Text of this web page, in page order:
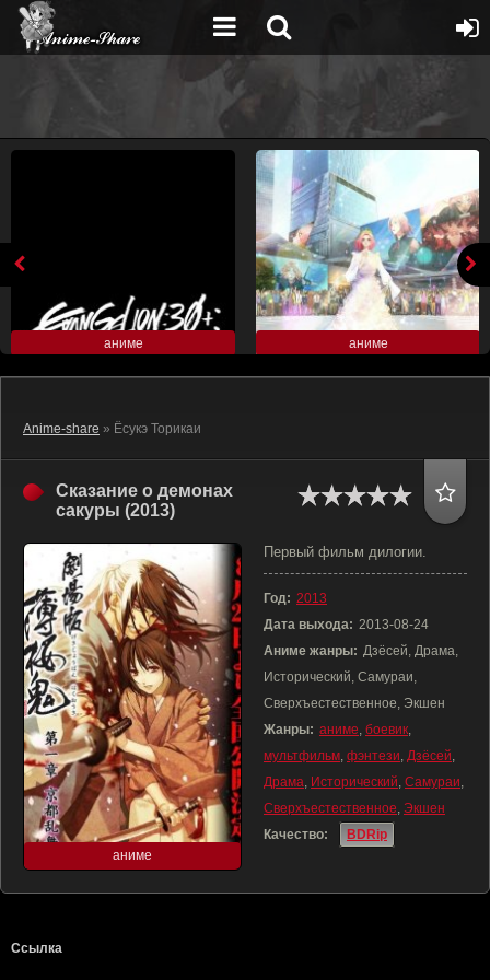
аниме аниме
Anime-share » Ёсукэ Торикаи
Сказание о демонах
сакуры (2013)
аниме
Первый фильм дилогии.
Год: 2013
Дата выхода: 2013-08-24
Аниме жанры: Дзёсей, Драма,
Исторический, Самураи,
Сверхъестественное, Экшен
Жанры: аниме, боевик,
мультфильм, фэнтези, Дзёсей,
Драма, Исторический, Самураи,
Сверхъестественное, Экшен
Качество:
BDRip
Ссылка